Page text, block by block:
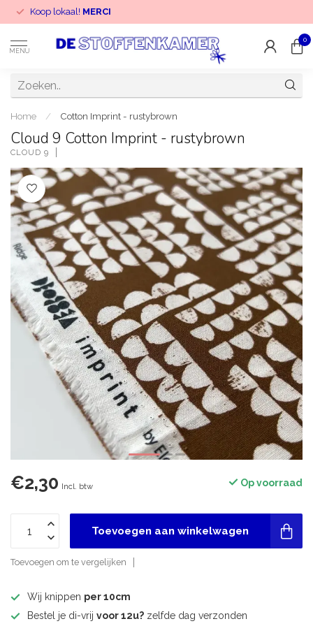
Koop lokaal! MERCI
MENU
0
Home / Cotton Imprint - rustybrown
Cloud 9 Cotton Imprint - rustybrown
CLOUD 9
€2,30 Incl. btw Op voorraad
Toevoegen aan winkelwagen
Toevoegen om te vergelijken
Wij knippen per 10cm
Bestel je di-vrij voor 12u? zelfde dag verzonden